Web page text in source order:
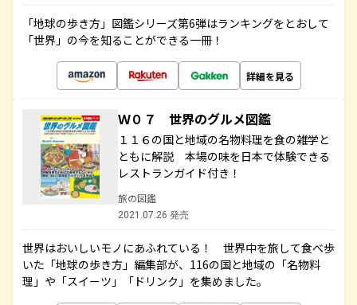
「地球の歩き方」図鑑シリーズ第6弾はランキングをとおして
「世界」の今を知ることができる一冊！
詳細を見る
Ｗ０７ 世界のグルメ図鑑
１１６の国と地域の名物料理を食の雑学と
ともに解説 本場の味を日本で体験できる
レストランガイド付き！
旅の図鑑
2021.07.26 発売
世界はおいしいモノにあふれている！ 世界中を旅して食べ歩
いた「地球の歩き方」編集部が、116の国と地域の「名物料
理」や「スイーツ」「ドリンク」を集めました。